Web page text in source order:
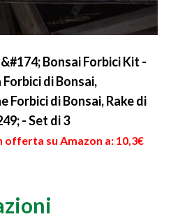
Bonsai Forbici Kit -
di Bonsai,
Forbici di Bonsai, Rake di
- Set di 3
offerta su Amazon a: 10,3€